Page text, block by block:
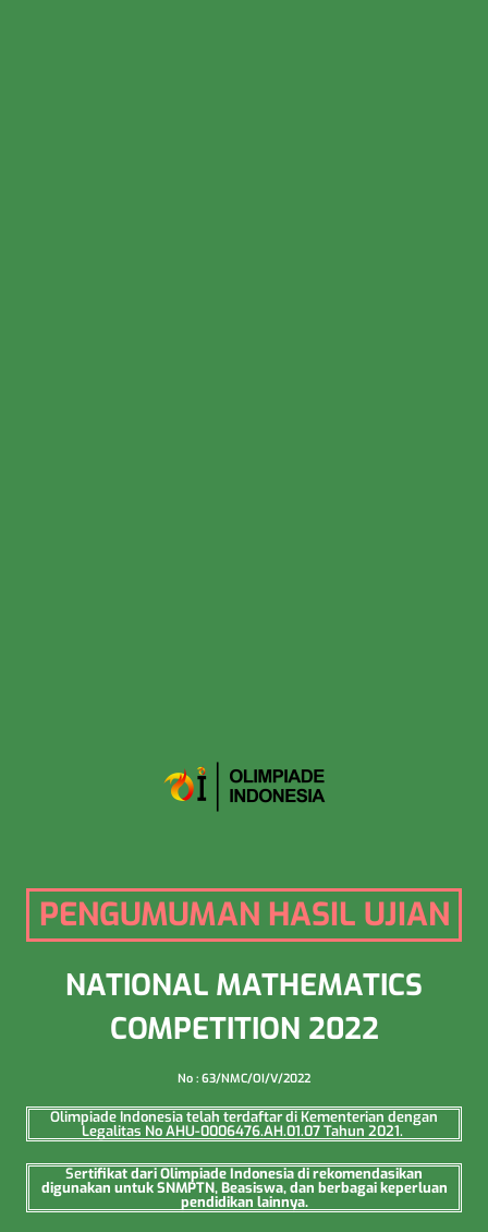
PENGUMUMAN HASIL UJIAN
NATIONAL MATHEMATICS
COMPETITION 2022
No : 63/NMC/OI/V/2022
Olimpiade Indonesia telah terdaftar di Kementerian dengan
Legalitas No AHU-0006476.AH.01.07 Tahun 2021.
Sertifikat dari Olimpiade Indonesia di rekomendasikan
digunakan untuk SNMPTN, Beasiswa, dan berbagai keperluan
pendidikan lainnya.